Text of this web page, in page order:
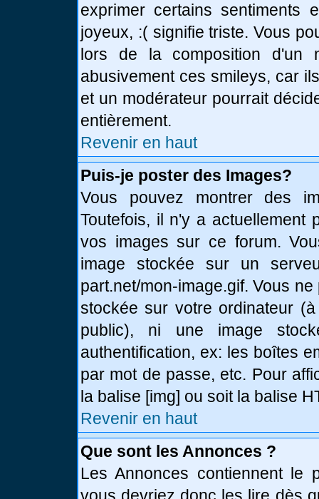
exprimer certains sentiments
joyeux, :( signifie triste. Vous
lors de la composition d'un
abusivement ces smileys, car
et un modérateur pourrait
entièrement.
Revenir en haut
Puis-je poster des Images?
Vous pouvez montrer des
Toutefois, il n'y a actuellement
vos images sur ce forum.
image stockée sur un
part.net/mon-image.gif. Vous
stockée sur votre ordinateur
public), ni une image
authentification, ex: les boîtes
par mot de passe, etc. Pour
la balise [img] ou soit la balise
Revenir en haut
Que sont les Annonces ?
Les Annonces contiennent le